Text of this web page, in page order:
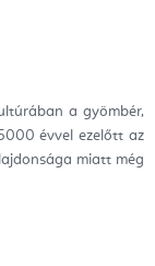
a gyömbér,
évvel ezelőtt az
miatt még